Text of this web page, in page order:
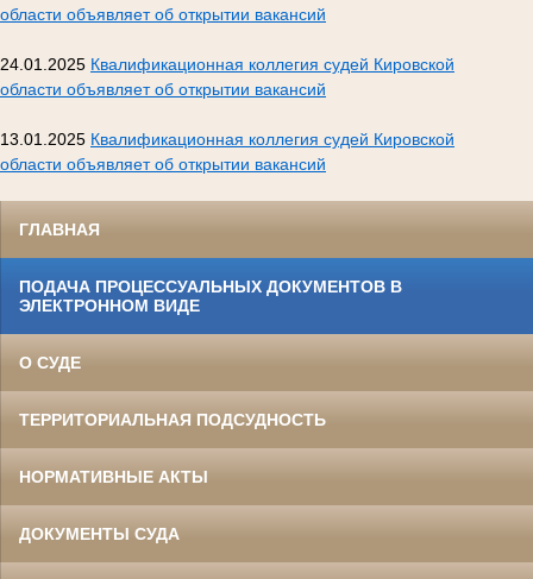
области объявляет об открытии вакансий
24.01.2025 Квалификационная коллегия судей Кировской
области объявляет об открытии вакансий
13.01.2025 Квалификационная коллегия судей Кировской
области объявляет об открытии вакансий
ГЛАВНАЯ
ПОДАЧА ПРОЦЕССУАЛЬНЫХ ДОКУМЕНТОВ В
ЭЛЕКТРОННОМ ВИДЕ
О СУДЕ
ТЕРРИТОРИАЛЬНАЯ ПОДСУДНОСТЬ
НОРМАТИВНЫЕ АКТЫ
ДОКУМЕНТЫ СУДА